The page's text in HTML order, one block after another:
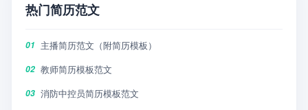
热门简历范文
01 主播简历范文（附简历模板）
02 教师简历模板范文
03 消防中控员简历模板范文